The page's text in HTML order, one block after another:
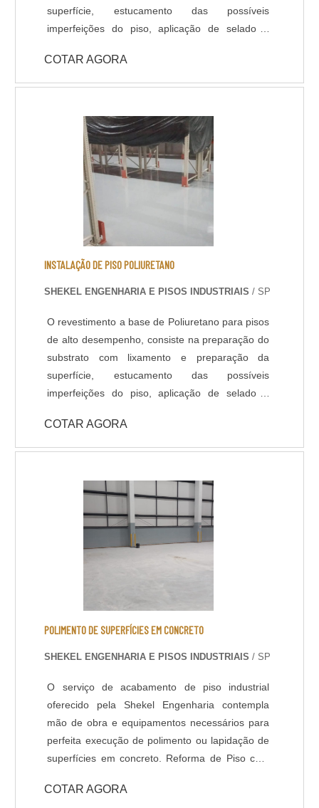
superfície, estucamento das possíveis
imperfeições do piso, aplicação de selador /
qualidade na espessura e cores definidas em
projeto ou conforme usabilidade do piso. -
rápida a partir de 8 horas; - Isento de solventes;
- Alta durabilidade e resistência UV. - Alta
resistência mecânica e a choque térmico; -
Resistência à abrasão; - Baixo odor e baixo
VOC; - Acabamento liso e antiderrapante; -
Temperatura de operação entre -30 °C e +95 °C;
- Atende a norma LEED.
COTAR AGORA
INSTALAÇÃO DE PISO POLIURETANO
SHEKEL ENGENHARIA E PISOS INDUSTRIAIS / SP
O revestimento a base de Poliuretano para pisos
de alto desempenho, consiste na preparação do
substrato com lixamento e preparação da
superfície, estucamento das possíveis
imperfeições do piso, aplicação de selador /
qualidade na espessura e cores definidas em
projeto ou conforme usabilidade do piso. -
rápida a partir de 8 horas; - Isento de solventes;
- Alta durabilidade e resistência UV. - Alta
resistência mecânica e a choque térmico; -
Resistência à abrasão; - Baixo odor e baixo
VOC; - Acabamento liso e antiderrapante; -
Temperatura de operação entre -30 °C e +95 °C;
COTAR AGORA
POLIMENTO DE SUPERFÍCIES EM CONCRETO
SHEKEL ENGENHARIA E PISOS INDUSTRIAIS / SP
O serviço de acabamento de piso industrial
oferecido pela Shekel Engenharia contempla
mão de obra e equipamentos necessários para
perfeita execução de polimento ou lapidação de
superfícies em concreto. Reforma de Piso com
se encontra com aspecto fadigado devido ao
COTAR AGORA